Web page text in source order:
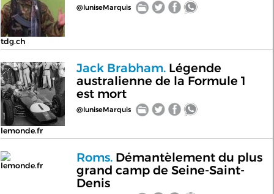
tdg.ch
@luniseMarquis
lemonde.fr
Jack Brabham.Légende
australienne de la Formule 1
est mort
@luniseMarquis
lemonde.fr
Roms.Démantèlement du plus
grand camp de Seine-Saint-
Denis